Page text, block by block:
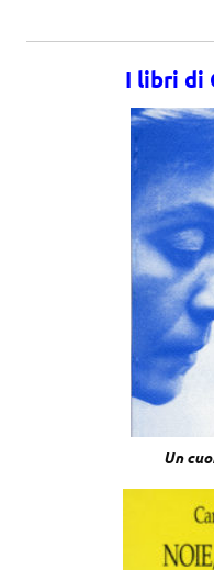
I libri di
Un